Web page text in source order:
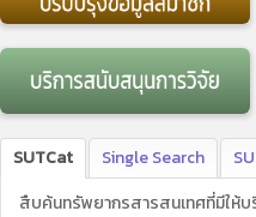
SUTCat Single Search
สืบค้นทรัพยากรสารสนเทศที่มีให้